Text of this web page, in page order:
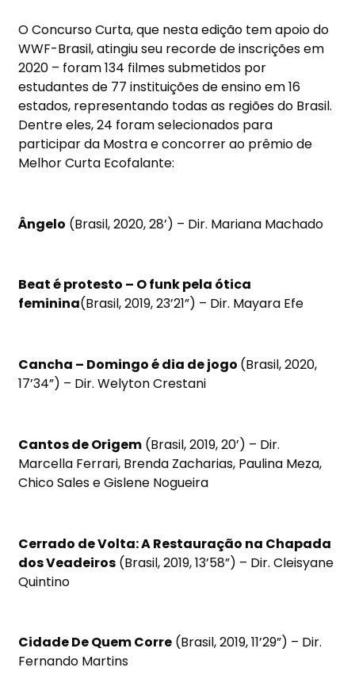
O Concurso Curta, que nesta edição tem apoio do
WWF-Brasil, atingiu seu recorde de inscrições em
2020 – foram 134 filmes submetidos por
estudantes de 77 instituições de ensino em 16
estados, representando todas as regiões do Brasil.
Dentre eles, 24 foram selecionados para
participar da Mostra e concorrer ao prêmio de
Melhor Curta Ecofalante:
Ângelo (Brasil, 2020, 28’) – Dir. Mariana Machado
Beat é protesto – O funk pela ótica
feminina(Brasil, 2019, 23’21”) – Dir. Mayara Efe
Cancha – Domingo é dia de jogo (Brasil, 2020,
17’34”) – Dir. Welyton Crestani
Cantos de Origem (Brasil, 2019, 20’) – Dir.
Marcella Ferrari, Brenda Zacharias, Paulina Meza,
Chico Sales e Gislene Nogueira
Cerrado de Volta: A Restauração na Chapada
dos Veadeiros (Brasil, 2019, 13’58”) – Dir. Cleisyane
Quintino
Cidade De Quem Corre (Brasil, 2019, 11’29”) – Dir.
Fernando Martins